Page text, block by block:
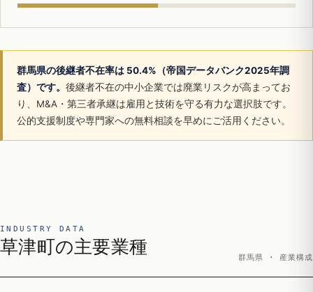
群馬県の後継者不在率は 50.4%（帝国データバンク2025年調
査）です。 後継者不在の中小企業では廃業リスクが高まってお
り、M&A・第三者承継は雇用と技術を守る有力な選択肢です。
公的支援制度や専門家への無料相談を早めにご活用ください。
INDUSTRY DATA
草津町の主要業種
群馬県 · 産業構成